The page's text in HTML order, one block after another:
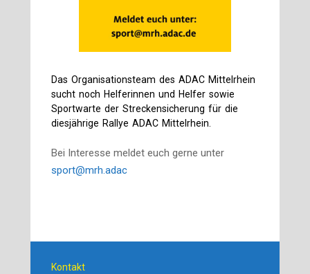
Das Organisationsteam des ADAC Mittelrhein
sucht noch Helferinnen und Helfer sowie
Sportwarte der Streckensicherung für die
diesjährige Rallye ADAC Mittelrhein.
Bei Interesse meldet euch gerne unter
sport@mrh.adac
Kontakt